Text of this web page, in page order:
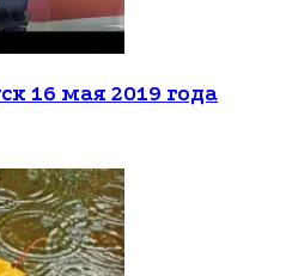
16 мая 2019 года